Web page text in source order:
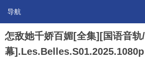
导航
怎敌她千娇百媚[全集][国语音轨
幕].Les.Belles.S01.2025.1080p